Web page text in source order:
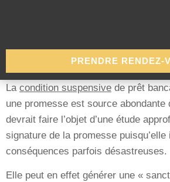
PRENDRE RENDEZ-
La condition suspensive de prêt
une promesse est source abondante
devrait faire l’objet d’une étude
signature de la promesse puisqu’elle
conséquences parfois désastreuses.
Elle peut en effet générer une «